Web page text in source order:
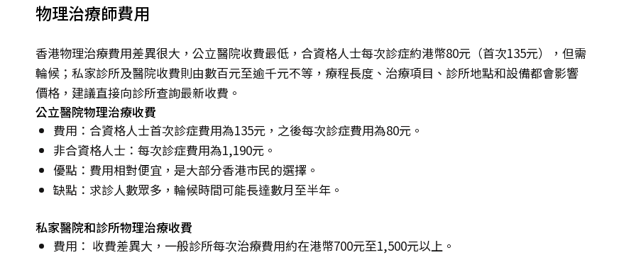
物理治療師費用
香港物理治療費用差異很大，公立醫院收費最低，合資格人士每次診症約港幣80元（首次135元），但需
輪候；私家診所及醫院收費則由數百元至逾千元不等，療程長度、治療項目、診所地點和設備都會影響
價格，建議直接向診所查詢最新收費。
公立醫院物理治療收費
費用：合資格人士首次診症費用為135元，之後每次診症費用為80元。
非合資格人士：每次診症費用為1,190元。
優點：費用相對便宜，是大部分香港市民的選擇。
缺點：求診人數眾多，輪候時間可能長達數月至半年。
私家醫院和診所物理治療收費
費用： 收費差異大，一般診所每次治療費用約在港幣700元至1,500元以上。